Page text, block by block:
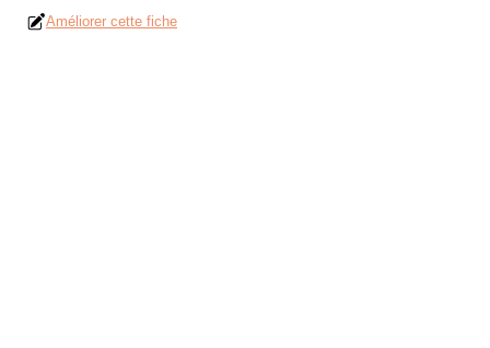
Améliorer cette fiche